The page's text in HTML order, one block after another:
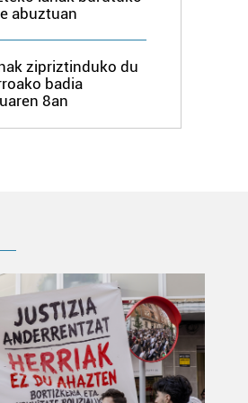
ustez zein helburutarako
eta horren aurka nola egin
Zure esperientzia eta
asmoz, cookie teknologiaz
onartuz gero, teknologia hori
ematen diguzu.Gehiago
abuztuan
zipriztinduko du
badia
8an